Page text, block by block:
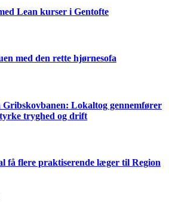
Lean kurser i Gentofte
med den rette hjørnesofa
Gribskovbanen: Lokaltog gennemfører
tryghed og drift
få flere praktiserende læger til Region